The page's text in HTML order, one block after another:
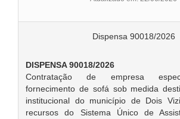
Dispensa 90018/2026
DISPENSA 90018/2026
Contratação de empresa
fornecimento de sofá sob medida
institucional do município de Dois
recursos do Sistema Único de